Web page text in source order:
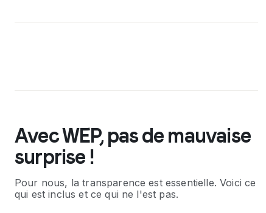
Avec WEP, pas de mauvaise
surprise !
Pour nous, la transparence est essentielle. Voici ce
qui est inclus et ce qui ne l'est pas.